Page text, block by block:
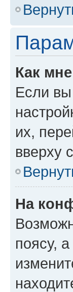
Как
Если вы
их,
вверху
На
поясу,